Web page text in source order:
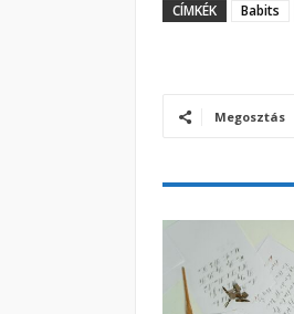
CÍMKÉK
Babits
Megosztás